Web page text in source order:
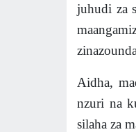
juhudi za
Aidha,
nzuri na
silaha za